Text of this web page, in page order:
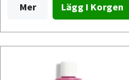
Mer